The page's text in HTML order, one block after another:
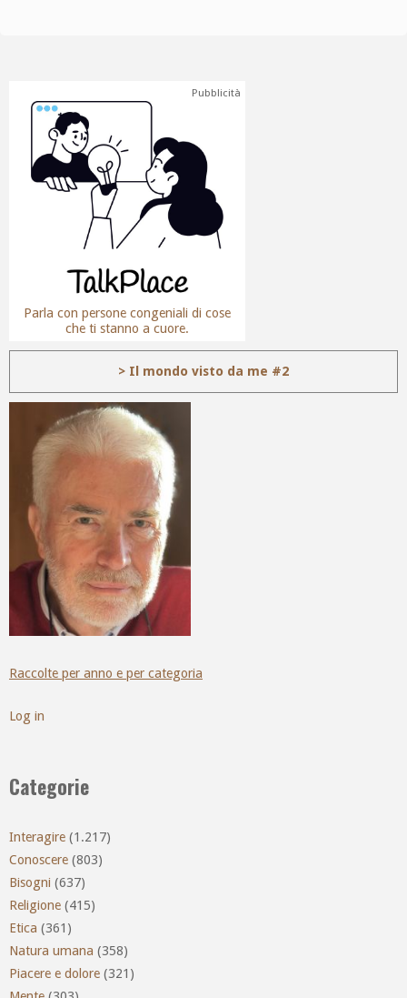
Pubblicità
Parla con persone congeniali di cose
che ti stanno a cuore.
> Il mondo visto da me #2
Raccolte per anno e per categoria
Log in
Categorie
Interagire (1.217)
Conoscere (803)
Bisogni (637)
Religione (415)
Etica (361)
Natura umana (358)
Piacere e dolore (321)